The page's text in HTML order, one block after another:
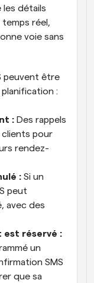
les détails
réel,
voie sans
peuvent être
:
: Des rappels
clients pour
rendez-
: Si un
peut
avec des
est réservé :
un
SMS
que sa